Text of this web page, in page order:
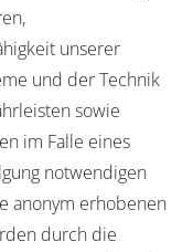
unserer
und der Technik
sowie
im Falle eines
notwendigen
anonym erhobenen
durch die